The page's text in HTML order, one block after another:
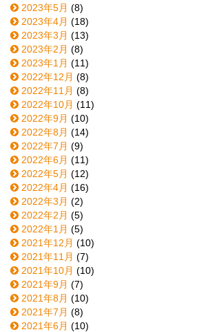
2023年5月 (8)
2023年4月 (18)
2023年3月 (13)
2023年2月 (8)
2023年1月 (11)
2022年12月 (8)
2022年11月 (8)
2022年10月 (11)
2022年9月 (10)
2022年8月 (14)
2022年7月 (9)
2022年6月 (11)
2022年5月 (12)
2022年4月 (16)
2022年3月 (2)
2022年2月 (5)
2022年1月 (5)
2021年12月 (10)
2021年11月 (7)
2021年10月 (10)
2021年9月 (7)
2021年8月 (10)
2021年7月 (8)
2021年6月 (10)